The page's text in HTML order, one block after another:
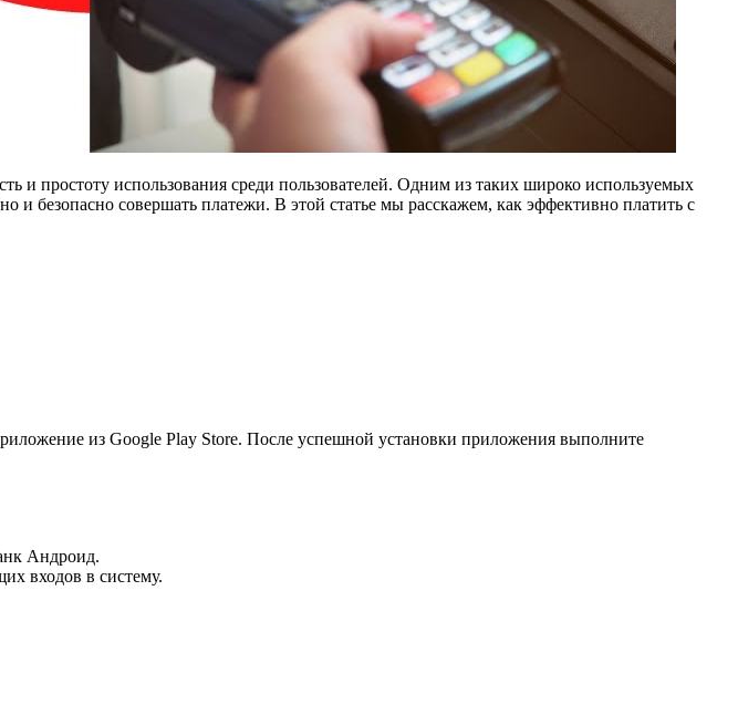
простоту использования среди пользователей. Одним из таких широко используемых
безопасно совершать платежи. В этой статье мы расскажем, как эффективно платить с
из Google Play Store. После успешной установки приложения выполните
Андроид.
входов в систему.